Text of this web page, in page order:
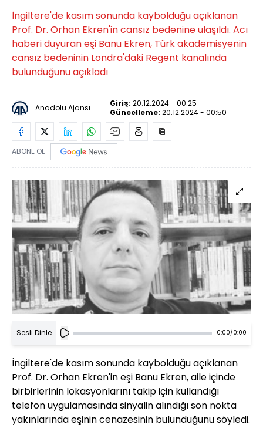
İngiltere'de kasım sonunda kaybolduğu açıklanan
Prof. Dr. Orhan Ekren'in cansız bedenine ulaşıldı. Acı
haberi duyuran eşi Banu Ekren, Türk akademisyenin
cansız bedeninin Londra'daki Regent kanalında
bulunduğunu açıkladı
Anadolu Ajansı Giriş: 20.12.2024 - 00:25
Güncelleme: 20.12.2024 - 00:50
ABONE OL
Sesli Dinle 0:00/0:00
İngiltere'de kasım sonunda kaybolduğu açıklanan
Prof. Dr. Orhan Ekren'in eşi Banu Ekren, aile içinde
birbirlerinin lokasyonlarını takip için kullandığı
telefon uygulamasında sinyalin alındığı son nokta
yakınlarında eşinin cenazesinin bulunduğunu söyledi.